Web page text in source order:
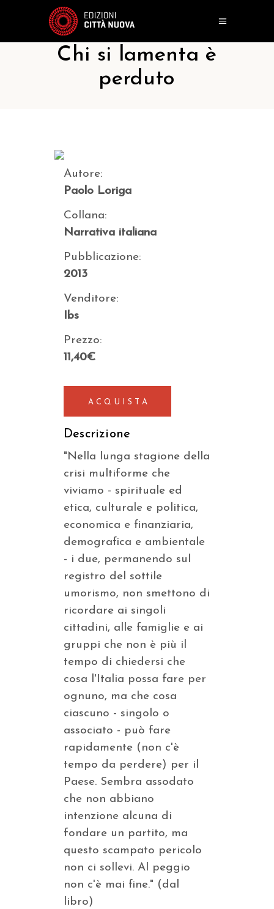
Chi si lamenta è
perduto
Autore:
Paolo Loriga
Collana:
Narrativa italiana
Pubblicazione:
2013
Venditore:
Ibs
Prezzo:
11,40€
ACQUISTA
Descrizione
"Nella lunga stagione della
crisi multiforme che
viviamo - spirituale ed
etica, culturale e politica,
economica e finanziaria,
demografica e ambientale
- i due, permanendo sul
registro del sottile
umorismo, non smettono di
ricordare ai singoli
cittadini, alle famiglie e ai
gruppi che non è più il
tempo di chiedersi che
cosa l'Italia possa fare per
ognuno, ma che cosa
ciascuno - singolo o
associato - può fare
rapidamente (non c'è
tempo da perdere) per il
Paese. Sembra assodato
che non abbiano
intenzione alcuna di
fondare un partito, ma
questo scampato pericolo
non ci sollevi. Al peggio
non c'è mai fine." (dal
libro)